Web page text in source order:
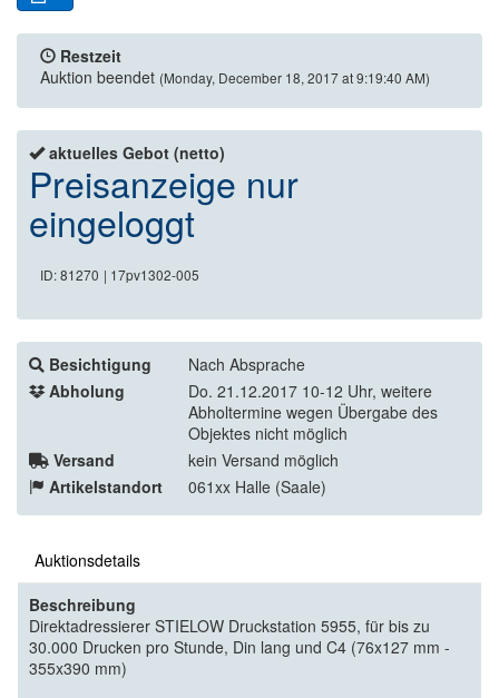
Restzeit
Auktion beendet (Monday, December 18, 2017 at 9:19:40 AM)
aktuelles Gebot (netto)
Preisanzeige nur
eingeloggt
ID: 81270 | 17pv1302-005
Besichtigung
Nach Absprache
Abholung
Do. 21.12.2017 10-12 Uhr, weitere
Abholtermine wegen Übergabe des
Objektes nicht möglich
Versand
kein Versand möglich
Artikelstandort
061xx Halle (Saale)
Auktionsdetails
Beschreibung
Direktadressierer STIELOW Druckstation 5955, für bis zu
30.000 Drucken pro Stunde, Din lang und C4 (76x127 mm -
355x390 mm)